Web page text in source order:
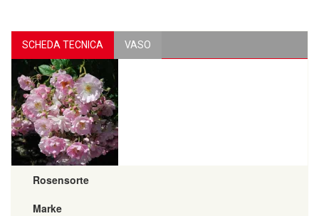
SCHEDA TECNICA VASO
Rosensorte
Marke